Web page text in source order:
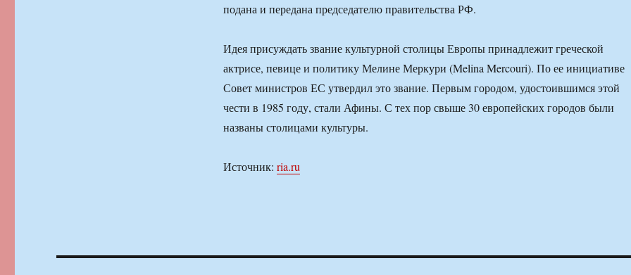
подана и передана председателю правительства РФ.
Идея присуждать звание культурной столицы Европы принадлежит греческой
актрисе, певице и политику Мелине Меркури (Melina Mercouri). По ее инициативе
Совет министров ЕС утвердил это звание. Первым городом, удостоившимся этой
чести в 1985 году, стали Афины. С тех пор свыше 30 европейских городов были
названы столицами культуры.
Источник: ria.ru